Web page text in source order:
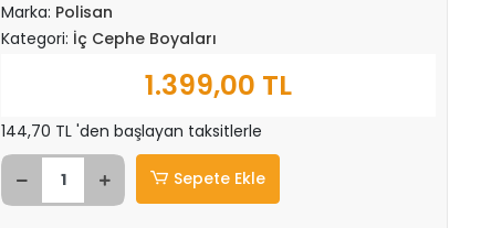
Marka: Polisan
Kategori: İç Cephe Boyaları
1.399,00 TL
144,70 TL 'den başlayan taksitlerle
Sepete Ekle